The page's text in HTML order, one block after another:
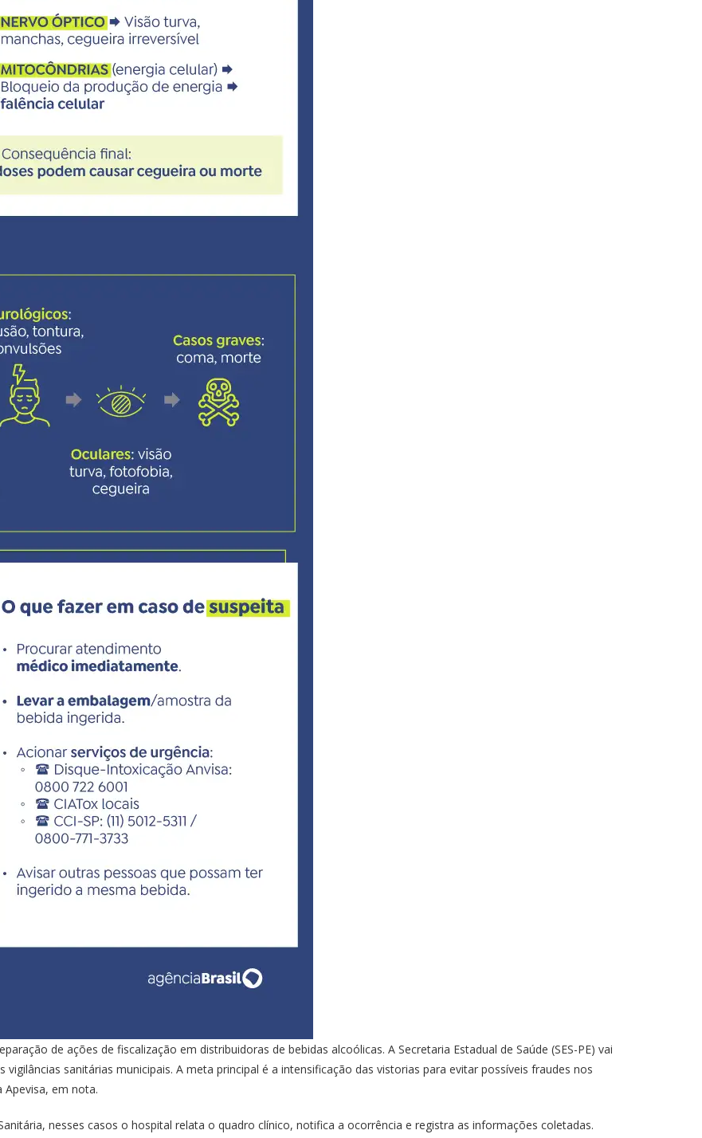
de ações de fiscalização em distribuidoras de bebidas alcoólicas. A Secretaria Estadual de Saúde (SES-PE) vai
sanitárias municipais. A meta principal é a intensificação das vistorias para evitar possíveis fraudes nos
Apevisa, em nota.
nesses casos o hospital relata o quadro clínico, notifica a ocorrência e registra as informações coletadas.